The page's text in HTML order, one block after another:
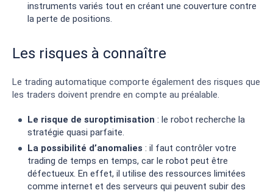
instruments variés tout en créant une couverture contre
la perte de positions.
Les risques à connaître
Le trading automatique comporte également des risques que
les traders doivent prendre en compte au préalable.
Le risque de suroptimisation : le robot recherche la
stratégie quasi parfaite.
La possibilité d’anomalies : il faut contrôler votre
trading de temps en temps, car le robot peut être
défectueux. En effet, il utilise des ressources limitées
comme internet et des serveurs qui peuvent subir des